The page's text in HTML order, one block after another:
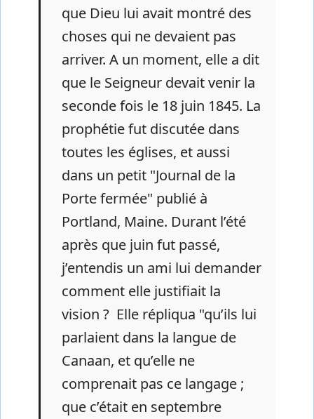
que Dieu lui avait montré des
choses qui ne devaient pas
arriver. A un moment, elle a dit
que le Seigneur devait venir la
seconde fois le 18 juin 1845. La
prophétie fut discutée dans
toutes les églises, et aussi
dans un petit "Journal de la
Porte fermée" publié à
Portland, Maine. Durant l’été
après que juin fut passé,
j’entendis un ami lui demander
comment elle justifiait la
vision ? Elle répliqua "qu’ils lui
parlaient dans la langue de
Canaan, et qu’elle ne
comprenait pas ce langage ;
que c’était en septembre